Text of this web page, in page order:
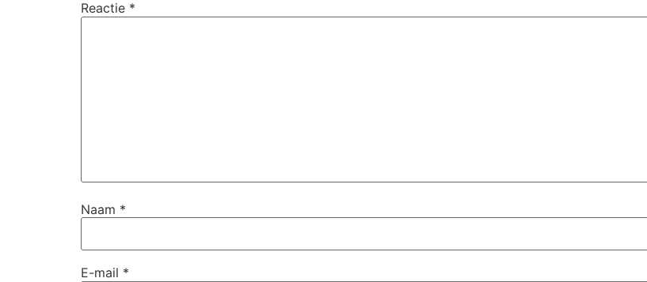
Reactie *
Naam *
E-mail *